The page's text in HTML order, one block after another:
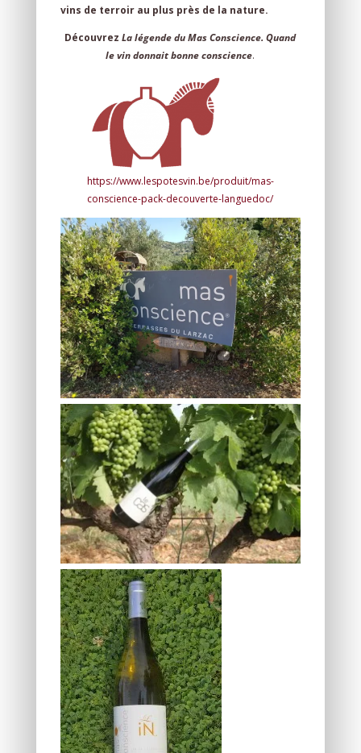
vins de terroir au plus près de la nature.
DécouvrezLa légende du Mas Conscience. Quand
le vin donnait bonne conscience.
https://www.lespotesvin.be/produit/mas-
conscience-pack-decouverte-languedoc/